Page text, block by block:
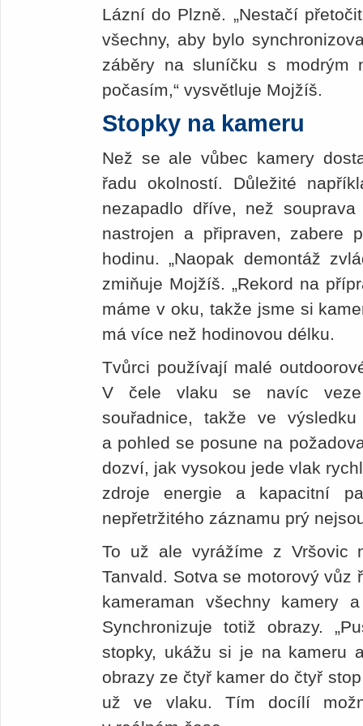
Lázní do Plzně. „Nestačí
všechny, aby bylo
záběry na sluníčku s modrým
počasím,“ vysvětluje Mojžíš.
Stopky na kameru
Než se ale vůbec kamery
řadu okolností. Důležité
nezapadlo dříve, než
nastrojen a připraven, zabere
hodinu. „Naopak demontáž
zmiňuje Mojžíš. „Rekord na
máme v oku, takže jsme si
má více než hodinovou délku.
Tvůrci používají malé
V čele vlaku se navíc veze
souřadnice, takže ve
a pohled se posune na
dozví, jak vysokou jede vlak
zdroje energie a kapacitní
nepřetržitého záznamu prý
To už ale vyrážíme z Vršovic
Tanvald. Sotva se motorový vůz
kameraman všechny kamery
Synchronizuje totiž obrazy.
stopky, ukážu si je na kameru
obrazy ze čtyř kamer do čtyř
už ve vlaku. Tím docílí